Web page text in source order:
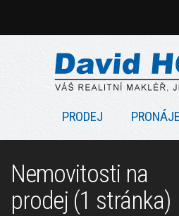
PRODEJ
Nemovitosti na
prodej (1 stránka)